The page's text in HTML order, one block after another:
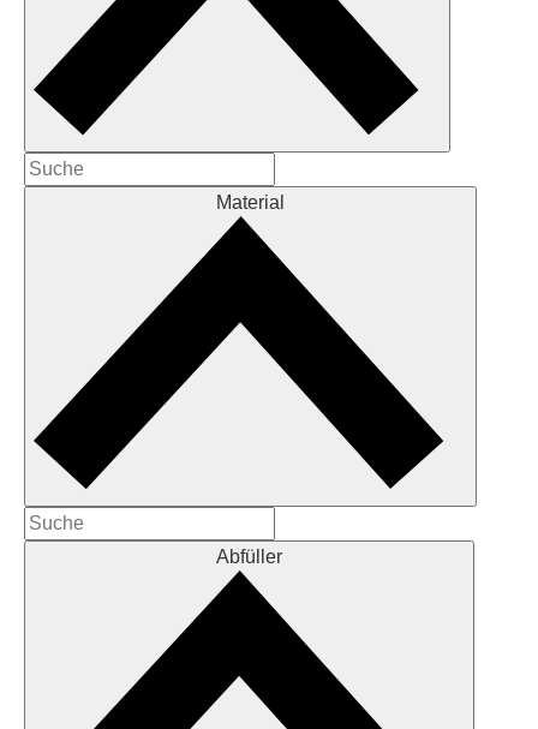
Material
Abfüller